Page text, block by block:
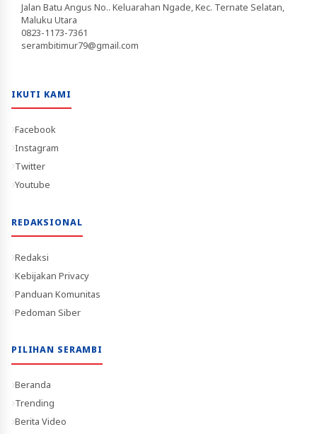
Jalan Batu Angus No.. Keluarahan Ngade, Kec. Ternate Selatan,
Maluku Utara
0823-1173-7361
serambitimur79@gmail.com
IKUTI KAMI
Facebook
Instagram
Twitter
Youtube
REDAKSIONAL
Redaksi
Kebijakan Privacy
Panduan Komunitas
Pedoman Siber
PILIHAN SERAMBI
Beranda
Trending
Berita Video